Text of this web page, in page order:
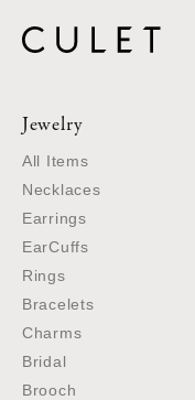
Jewelry
All Items
Necklaces
Earrings
EarCuffs
Rings
Bracelets
Charms
Bridal
Brooch